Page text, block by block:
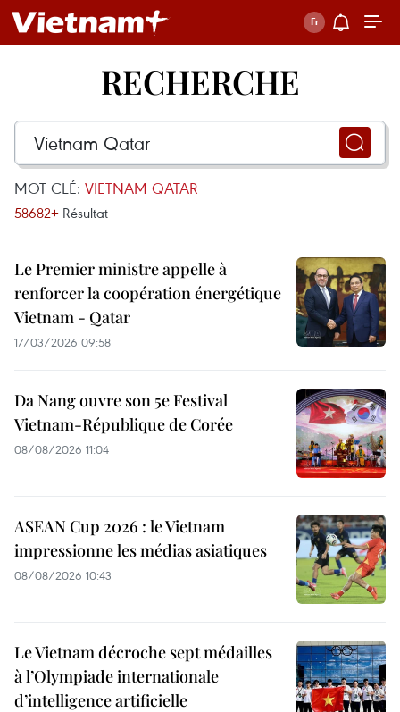
RECHERCHE
MOT CLÉ: VIETNAM QATAR
58682+ Résultat
Le Premier ministre appelle à
renforcer la coopération énergétique
Vietnam - Qatar
17/03/2026 09:58
Da Nang ouvre son 5e Festival
Vietnam-République de Corée
08/08/2026 11:04
ASEAN Cup 2026 : le Vietnam
impressionne les médias asiatiques
08/08/2026 10:43
Le Vietnam décroche sept médailles
à l’Olympiade internationale
d’intelligence artificielle